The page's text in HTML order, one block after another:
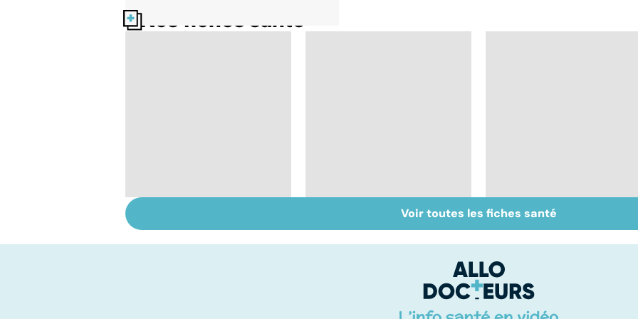
Nos fiches santé
maux du froid
Un rhume, ça se
soigne ?
Bien respirer grâce
aux plantes : toutes
Voir toutes les fiches santé